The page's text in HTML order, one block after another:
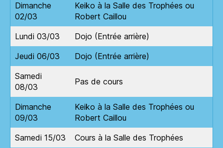
Dimanche
02/03
Keiko à la Salle des Trophées ou
Robert Caillou
Lundi 03/03
Dojo (Entrée arrière)
Jeudi 06/03
Dojo (Entrée arrière)
Samedi
08/03
Pas de cours
Dimanche
09/03
Keiko à la Salle des Trophées ou
Robert Caillou
Samedi 15/03
Cours à la Salle des Trophées